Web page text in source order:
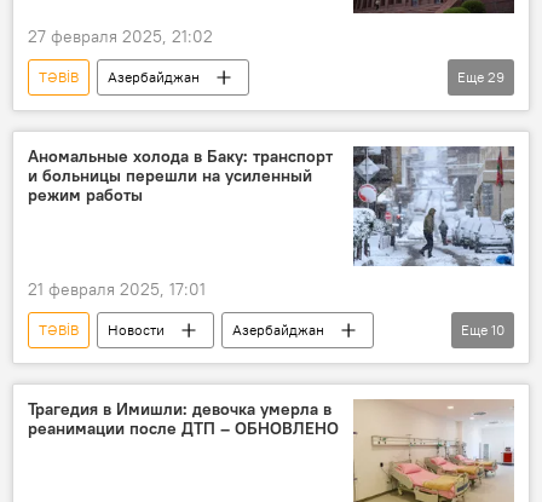
27 февраля 2025, 21:02
TƏBİB
Азербайджан
Происшествия в Азербайджане
Грозный
Баку
AZAL
ЗАО "Азербайджанские Авиалинии" (AZAL)
Госкомиссия
Али Асадов
Антониу Гутерреш
посол Азербайджана в России Рахман Мустафаев
Казахстан
МЧС АР
Крушение самолета AZAL в Казахстане
Еще 29
Аномальные холода в Баку: транспорт
и больницы перешли на усиленный
режим работы
21 февраля 2025, 17:01
TƏBİB Новости
Азербайджан
Происшествия в Азербайджане
непогода
Гололед
Травмы
МВД
Снег
Метель
Каспийское море
Еще 10
Трагедия в Имишли: девочка умерла в
реанимации после ДТП – ОБНОВЛЕНО